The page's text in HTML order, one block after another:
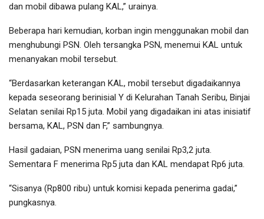
dan mobil dibawa pulang KAL,” urainya.
Beberapa hari kemudian, korban ingin menggunakan mobil dan
menghubungi PSN. Oleh tersangka PSN, menemui KAL untuk
menanyakan mobil tersebut.
“Berdasarkan keterangan KAL, mobil tersebut digadaikannya
kepada seseorang berinisial Y di Kelurahan Tanah Seribu, Binjai
Selatan senilai Rp15 juta. Mobil yang digadaikan ini atas inisiatif
bersama, KAL, PSN dan F,” sambungnya.
Hasil gadaian, PSN menerima uang senilai Rp3,2 juta.
Sementara F menerima Rp5 juta dan KAL mendapat Rp6 juta.
“Sisanya (Rp800 ribu) untuk komisi kepada penerima gadai,”
pungkasnya.